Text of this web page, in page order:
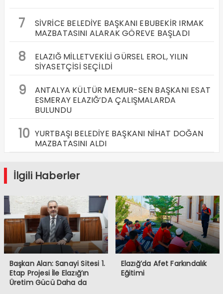
7
SİVRİCE BELEDİYE BAŞKANI EBUBEKİR IRMAK
MAZBATASINI ALARAK GÖREVE BAŞLADI
8
ELAZIĞ MİLLETVEKİLİ GÜRSEL EROL, YILIN
SİYASETÇİSİ SEÇİLDİ
9
ANTALYA KÜLTÜR MEMUR-SEN BAŞKANI ESAT
ESMERAY ELAZIĞ’DA ÇALIŞMALARDA
BULUNDU
10 YURTBAŞI BELEDİYE BAŞKANI NİHAT DOĞAN
MAZBATASINI ALDI
İlgili Haberler
Başkan Alan: Sanayi Sitesi 1.
Etap Projesi İle Elazığ’ın
Üretim Gücü Daha da
Elazığ’da Afet Farkındalık
Eğitimi